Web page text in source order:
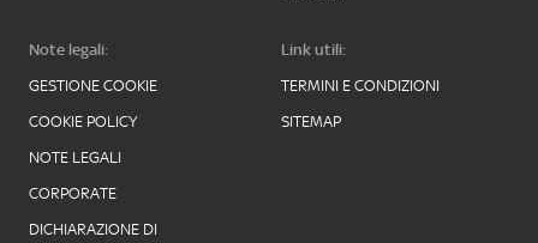
Note legali:
GESTIONE COOKIE
COOKIE POLICY
NOTE LEGALI
CORPORATE
DICHIARAZIONE DI
Link utili:
TERMINI E CONDIZIONI
SITEMAP